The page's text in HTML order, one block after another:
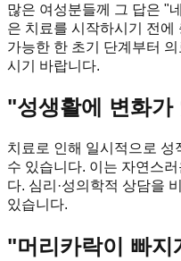
많은 여성분들께 그 답은 "
은 치료를 시작하시기 전에
가능한 한 초기 단계부터
시기 바랍니다.
"성생활에 변화가
치료로 인해 일시적으로
수 있습니다. 이는 자연스
다. 심리·성의학적 상담을
있습니다.
"머리카락이 빠지